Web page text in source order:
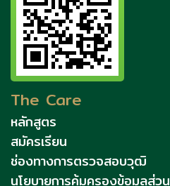
The Care
หลักสูตร
สมัครเรียน
ช่องทางการตรวจสอบวุฒิ
นโยบายการคุ้มครองข้อมูลส่ว